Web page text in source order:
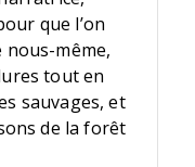
que l’on
même,
tout en
sauvages, et
de la forêt